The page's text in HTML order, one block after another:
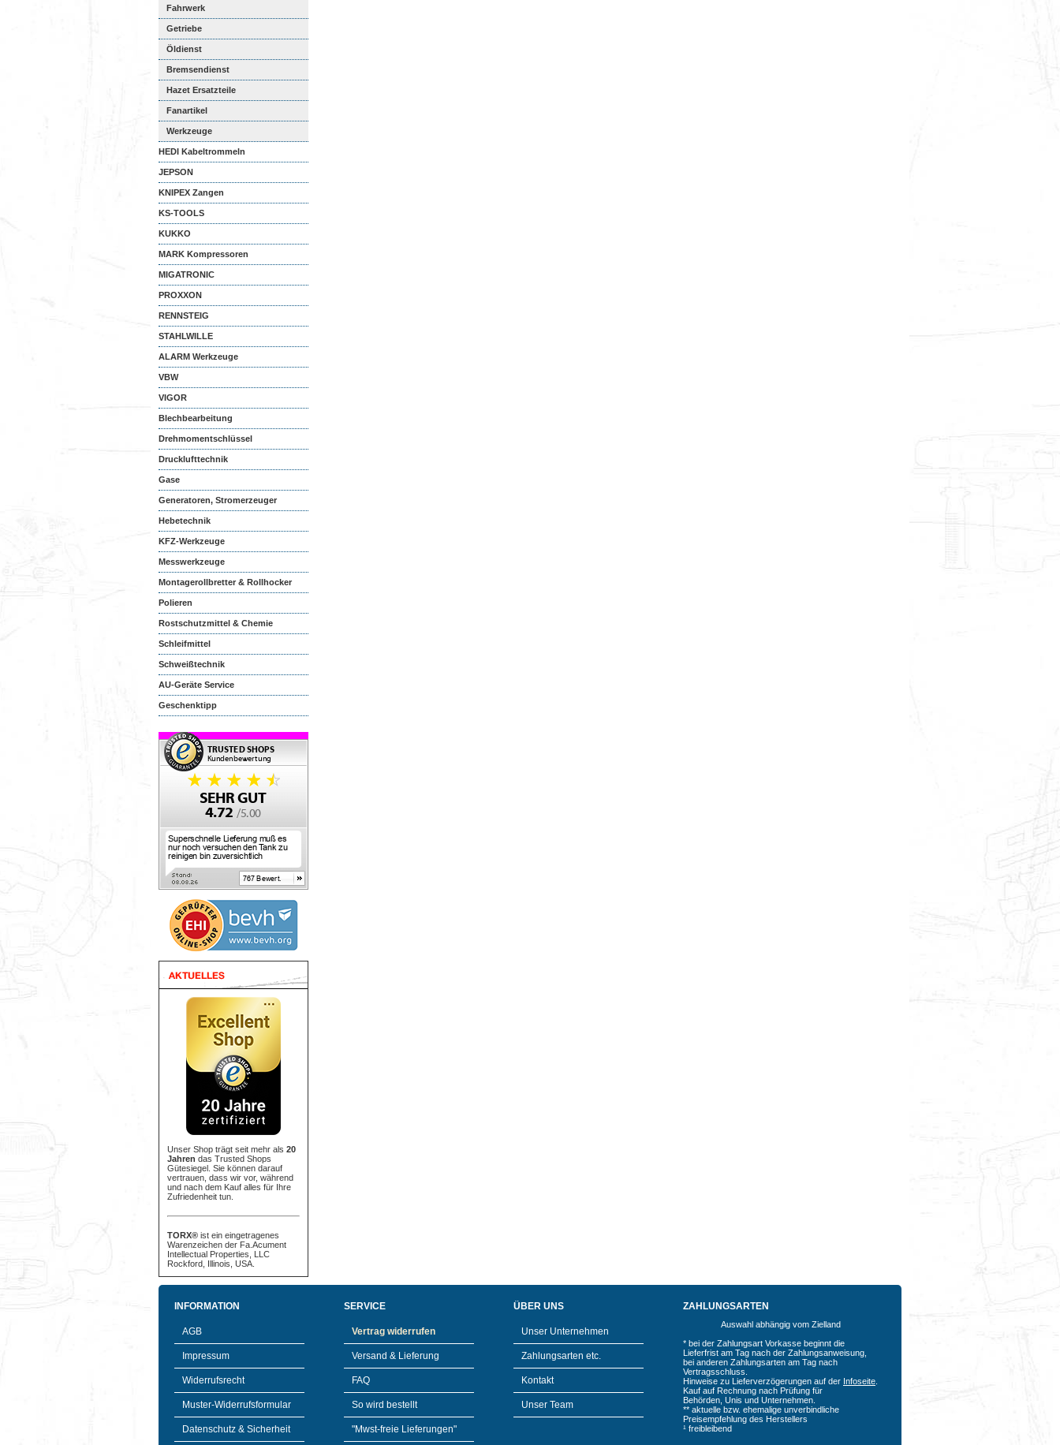
Fahrwerk
Getriebe
Öldienst
Bremsendienst
Hazet Ersatzteile
Fanartikel
Werkzeuge
HEDI Kabeltrommeln
JEPSON
KNIPEX Zangen
KS-TOOLS
KUKKO
MARK Kompressoren
MIGATRONIC
PROXXON
RENNSTEIG
STAHLWILLE
ALARM Werkzeuge
VBW
VIGOR
Blechbearbeitung
Drehmomentschlüssel
Drucklufttechnik
Gase
Generatoren, Stromerzeuger
Hebetechnik
KFZ-Werkzeuge
Messwerkzeuge
Montagerollbretter & Rollhocker
Polieren
Rostschutzmittel & Chemie
Schleifmittel
Schweißtechnik
AU-Geräte Service
Geschenktipp
Unser Shop trägt seit mehr als 20
Jahren das Trusted Shops
Gütesiegel. Sie können darauf
vertrauen, dass wir vor, während
und nach dem Kauf alles für Ihre
Zufriedenheit tun.
TORX® ist ein eingetragenes
Warenzeichen der Fa.Acument
Intellectual Properties, LLC
Rockford, Illinois, USA.
INFORMATION
AGB
Impressum
Widerrufsrecht
Muster-Widerrufsformular
Datenschutz & Sicherheit
SERVICE
Vertrag widerrufen
Versand & Lieferung
FAQ
So wird bestellt
"Mwst-freie Lieferungen"
ÜBER UNS
Unser Unternehmen
Zahlungsarten etc.
Kontakt
Unser Team
ZAHLUNGSARTEN
Auswahl abhängig vom Zielland
* bei der Zahlungsart Vorkasse beginnt die
Lieferfrist am Tag nach der Zahlungsanweisung,
bei anderen Zahlungsarten am Tag nach
Vertragsschluss.
Hinweise zu Lieferverzögerungen auf der Infoseite
Kauf auf Rechnung nach Prüfung für
Behörden, Unis und Unternehmen.
** aktuelle bzw. ehemalige unverbindliche
Preisempfehlung des Herstellers
¹ freibleibend